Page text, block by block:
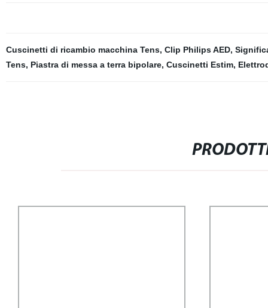
Cuscinetti di ricambio macchina Tens, Clip Philips AED,
Tens, Piastra di messa a terra bipolare, Cuscinetti Estim,